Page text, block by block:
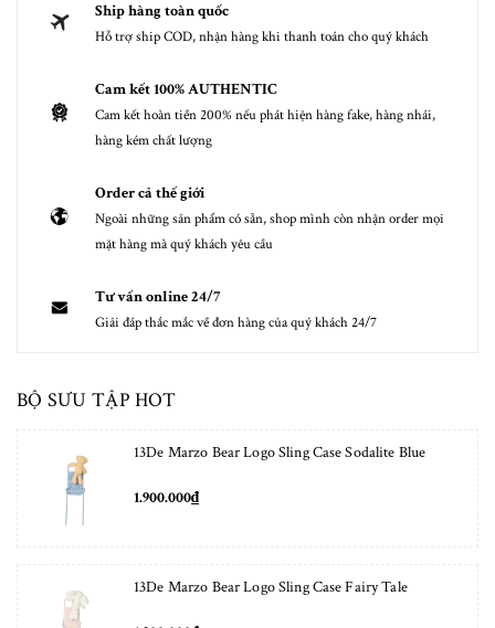
Ship hàng toàn quốc
Hỗ trợ ship COD, nhận hàng khi thanh toán cho quý khách
Cam kết 100% AUTHENTIC
Cam kết hoàn tiền 200% nếu phát hiện hàng fake, hàng nhái,
hàng kém chất lượng
Order cả thế giới
Ngoài những sản phẩm có sẵn, shop mình còn nhận order mọi
mặt hàng mà quý khách yêu cầu
Tư vấn online 24/7
Giải đáp thắc mắc về đơn hàng của quý khách 24/7
BỘ SƯU TẬP HOT
13De Marzo Bear Logo Sling Case Sodalite Blue
1.900.000₫
13De Marzo Bear Logo Sling Case Fairy Tale